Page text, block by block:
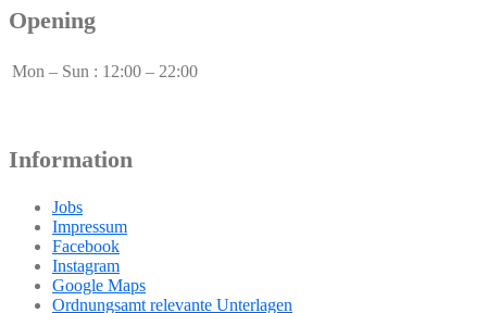
Opening
Mon – Sun : 12:00 – 22:00
Information
Jobs
Impressum
Facebook
Instagram
Google Maps
Ordnungsamt relevante Unterlagen